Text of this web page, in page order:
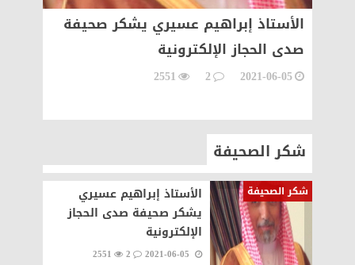
الأستاذ إبراهيم عسيري يشكر صحيفة
صدى الحجاز الإلكترونية
2021-06-05
2
2551
شكر الصحيفة
شكر الصحيفة
الأستاذ إبراهيم عسيري
يشكر صحيفة صدى الحجاز
الإلكترونية
2
2551